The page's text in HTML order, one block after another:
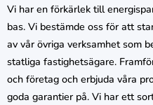
Vi har en förkärlek till
bas. Vi bestämde oss för att
av vår övriga verksamhet som
statliga fastighetsägare.
och företag och erbjuda våra
goda garantier på. Vi har ett